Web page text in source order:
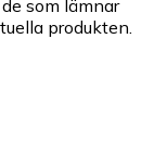
som lämnar
produkten.